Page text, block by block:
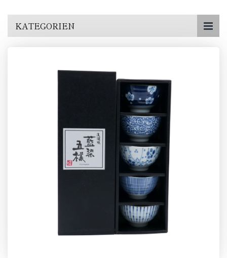
KATEGORIEN